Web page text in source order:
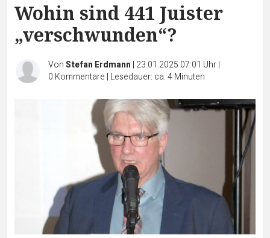
Wohin sind 441 Juister
„verschwunden“?
VonStefan Erdmann | 23.01.2025 07:01 Uhr|
0 Kommentare | Lesedauer: ca. 4 Minuten